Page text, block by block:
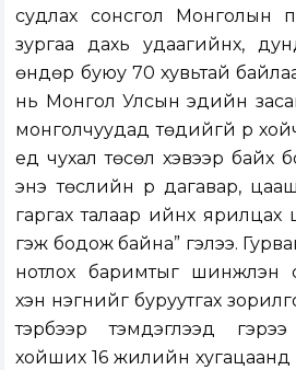
судлах сонсгол Монголын
зургаа дахь удаагийнх,
өндөр буюу 70 хувьтай
нь Монгол Улсын эдийн
монголчуудад төдийгүй үр
үед чухал төсөл хэвээр байх
энэ төслийн үр дагавар,
гаргах талаар ийнхүү
гэж бодож байна” гэлээ.
нотлох баримтыг шинжлэн
хэн нэгнийг буруутгах
тэрбээр тэмдэглээд гэрээ
хойших 16 жилийн хугацаанд